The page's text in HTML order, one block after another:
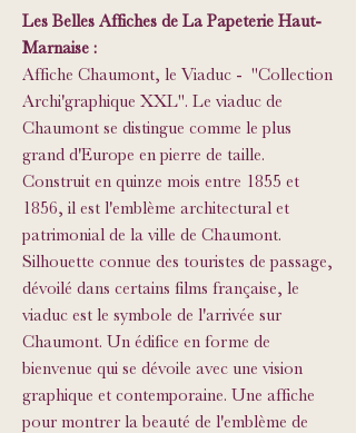
Les Belles Affiches de La Papeterie Haut-
Marnaise :
Affiche Chaumont, le Viaduc - "Collection
Archi'graphique XXL". Le viaduc de
Chaumont se distingue comme le plus
grand d'Europe en pierre de taille.
Construit en quinze mois entre 1855 et
1856, il est l'emblème architectural et
patrimonial de la ville de Chaumont.
Silhouette connue des touristes de passage,
dévoilé dans certains films française, le
viaduc est le symbole de l'arrivée sur
Chaumont. Un édifice en forme de
bienvenue qui se dévoile avec une vision
graphique et contemporaine. Une affiche
pour montrer la beauté de l'emblème de